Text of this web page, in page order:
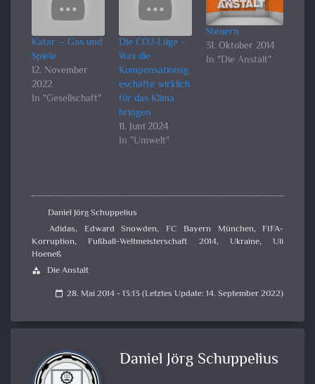
Katar – Gas und
Spiele
12. November
2022
In "Gesellschaft"
Die CO2-Lüge –
Was die
Kompensationsg
eschäfte wirklich
für das Klima
bringen
11. Juni 2024
In "Umwelt"
Steuern
31. Oktober 2014
In "Die Anstalt"
Daniel Jörg Schuppelius
Adidas, Edward Snowden, FC Bayern München, FIFA-
Korruption,Fußball-Weltmeisterschaft 2014, Ukraine, Uli
Hoeneß
category Die Anstalt
calendar_today 28. Mai 2014 - 13:13 (Letztes Update: 14. September 2022)
Daniel Jörg Schuppelius